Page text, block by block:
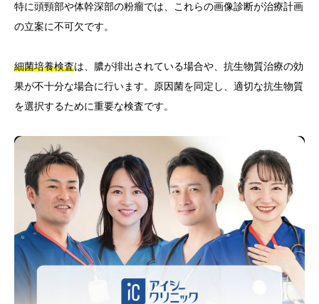
特に頭頸部や体幹深部の粉瘤では、これらの画像診断が治療計画
の立案に不可欠です。
細菌培養検査は、膿が排出されている場合や、抗生物質治療の効
果が不十分な場合に行います。原因菌を同定し、適切な抗生物質
を選択するために重要な検査です。